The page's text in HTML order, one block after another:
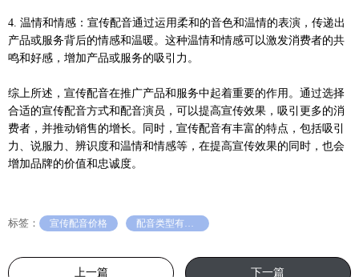
4. 温情和情感：宣传配音通过运用柔和的音色和温情的表演，传递出
产品或服务背后的情感和温暖。这种温情和情感可以激发消费者的共
鸣和好感，增加产品或服务的吸引力。
综上所述，宣传配音在推广产品和服务中起着重要的作用。通过选择
合适的宣传配音方式和配音演员，可以提高宣传效果，吸引更多的消
费者，并推动销售的增长。同时，宣传配音有丰富的特点，包括吸引
力、说服力、辨识度和温情和情感等，在提高宣传效果的同时，也会
增加品牌的价值和忠诚度。
标签： 宣传配音价格
上一篇 下一篇